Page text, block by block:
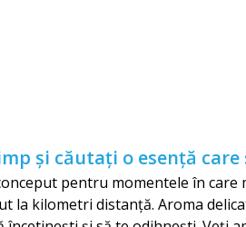
și căutați o esență
pentru momentele în care
la kilometri distanță. Aroma